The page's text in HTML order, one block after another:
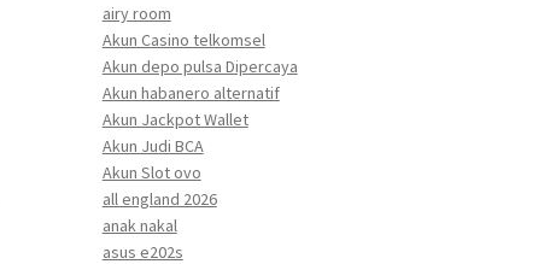
airy room
Akun Casino telkomsel
Akun depo pulsa Dipercaya
Akun habanero alternatif
Akun Jackpot Wallet
Akun Judi BCA
Akun Slot ovo
all england 2026
anak nakal
asus e202s